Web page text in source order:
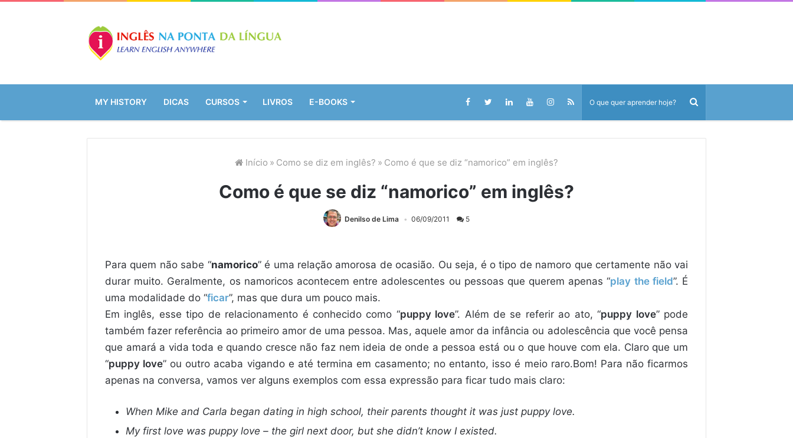
MY HISTORY DICAS CURSOS LIVROS E-BOOKS
Início » Como se diz em inglês? » Como é que se diz “namorico” em inglês?
Como é que se diz “namorico” em inglês?
Denilso de Lima 06/09/2011 5
Para quem não sabe “namorico” é uma relação amorosa de ocasião. Ou seja, é o tipo de namoro que certamente não vai
durar muito. Geralmente, os namoricos acontecem entre adolescentes ou pessoas que querem apenas “play the field”. É
uma modalidade do “ficar”, mas que dura um pouco mais.
Em inglês, esse tipo de relacionamento é conhecido como “puppy love”. Além de se referir ao ato, “puppy love” pode
também fazer referência ao primeiro amor de uma pessoa. Mas, aquele amor da infância ou adolescência que você pensa
que amará a vida toda e quando cresce não faz nem ideia de onde a pessoa está ou o que houve com ela. Claro que um
“puppy love” ou outro acaba vigando e até termina em casamento; no entanto, isso é meio raro.Bom! Para não ficarmos
apenas na conversa, vamos ver alguns exemplos com essa expressão para ficar tudo mais claro:
When Mike and Carla began dating in high school, their parents thought it was just puppy love.
My first love was puppy love – the girl next door, but she didn’t know I existed.